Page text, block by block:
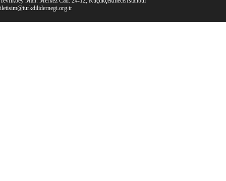
iletisim@turkdilidernegi.org.tr